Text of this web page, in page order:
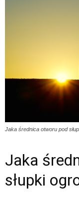
Jaka średnica otworu pod
Jaka
słupki